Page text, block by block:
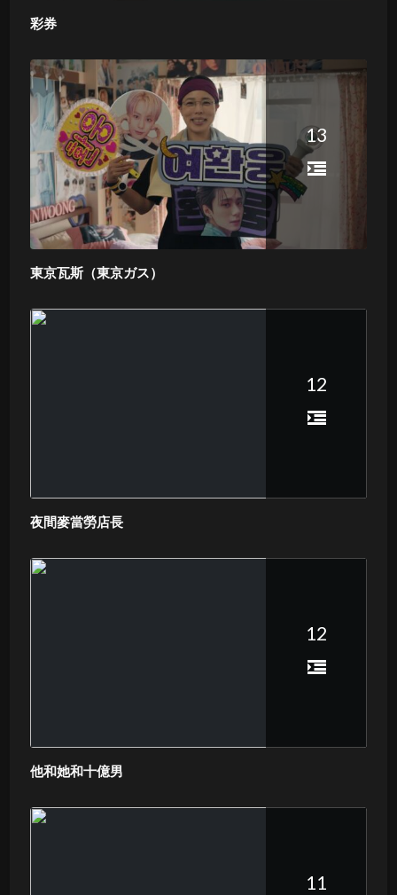
彩券
13
東京瓦斯（東京ガス）
12
夜間麥當勞店長
12
他和她和十億男
11